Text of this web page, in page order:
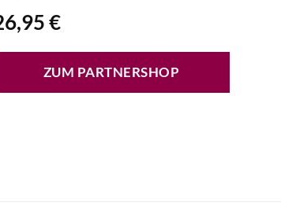
€
ZUM PARTNERSHOP